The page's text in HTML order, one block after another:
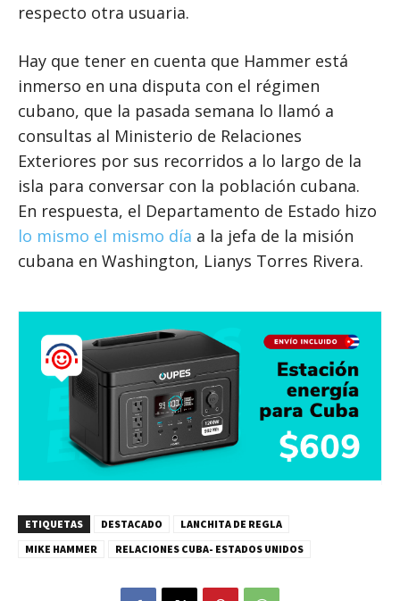
respecto otra usuaria.
Hay que tener en cuenta que Hammer está
inmerso en una disputa con el régimen
cubano, que la pasada semana lo llamó a
consultas al Ministerio de Relaciones
Exteriores por sus recorridos a lo largo de la
isla para conversar con la población cubana.
En respuesta, el Departamento de Estado hizo
lo mismo el mismo día a la jefa de la misión
cubana en Washington, Lianys Torres Rivera.
ETIQUETAS DESTACADO
LANCHITA DE REGLA
MIKE HAMMER
RELACIONES CUBA- ESTADOS UNIDOS